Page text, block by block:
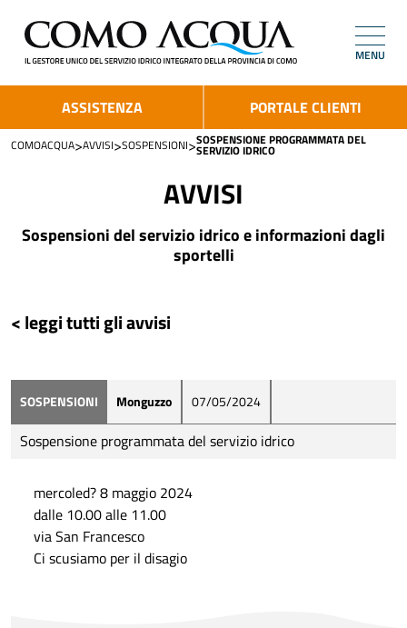
MENU
ASSISTENZA PORTALE CLIENTI
COMOACQUA>AVVISI>SOSPENSIONI>SOSPENSIONE PROGRAMMATA DEL
SERVIZIO IDRICO
AVVISI
Sospensioni del servizio idrico e informazioni dagli
sportelli
< leggi tutti gli avvisi
SOSPENSIONI Monguzzo 07/05/2024
Sospensione programmata del servizio idrico
mercoled? 8 maggio 2024
dalle 10.00 alle 11.00
via San Francesco
Ci scusiamo per il disagio